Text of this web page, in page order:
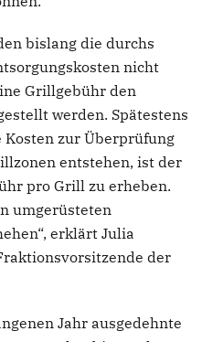
bislang die durchs
nicht
Grillgebühr den
werden. Spätestens
Kosten zur Überprüfung
entstehen, ist der
pro Grill zu erheben.
umgerüsteten
erklärt Julia
der
Jahr ausgedehnte